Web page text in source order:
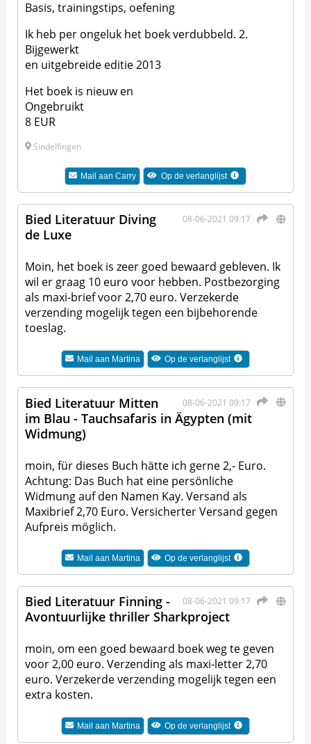
Basis, trainingstips, oefening
Ik heb per ongeluk het boek verdubbeld. 2.
Bijgewerkt
en uitgebreide editie 2013
Het boek is nieuw en
Ongebruikt
8 EUR
Sindelfingen
Mail aanCarry Op de verlanglijst
08-06-2021 09:17
Bied Literatuur Diving
de Luxe
Moin, het boek is zeer goed bewaard gebleven. Ik
wil er graag 10 euro voor hebben. Postbezorging
als maxi-brief voor 2,70 euro. Verzekerde
verzending mogelijk tegen een bijbehorende
toeslag.
Mail aan Martina Op de verlanglijst
08-06-2021 09:17
Bied Literatuur Mitten
im Blau - Tauchsafaris in Ägypten (mit
Widmung)
moin, für dieses Buch hätte ich gerne 2,- Euro.
Achtung: Das Buch hat eine persönliche
Widmung auf den Namen Kay. Versand als
Maxibrief 2,70 Euro. Versicherter Versand gegen
Aufpreis möglich.
Mail aan Martina Op de verlanglijst
08-06-2021 09:17
Bied Literatuur Finning -
Avontuurlijke thriller Sharkproject
moin, om een goed bewaard boek weg te geven
voor 2,00 euro. Verzending als maxi-letter 2,70
euro. Verzekerde verzending mogelijk tegen een
extra kosten.
Mail aan Martina Op de verlanglijst